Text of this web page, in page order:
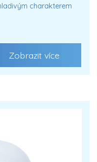
charakterem
Zobrazit více